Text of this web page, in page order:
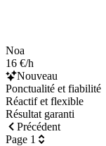
Noa
16 €/h
Nouveau
Ponctualité et fiabilité
Réactif et flexible
Résultat garanti
Précédent
Page 1